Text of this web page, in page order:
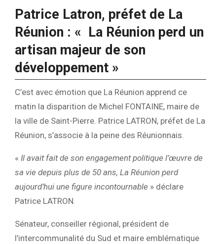
Patrice Latron, préfet de La
Réunion : « La Réunion perd un
artisan majeur de son
développement »
C’est avec émotion que La Réunion apprend ce
matin la disparition de Michel FONTAINE, maire de
la ville de Saint-Pierre. Patrice LATRON, préfet de La
Réunion, s’associe à la peine des Réunionnais.
« Il avait fait de son engagement politique l’œuvre de
sa vie depuis plus de 50 ans, La Réunion perd
aujourd’hui une figure incontournable » déclare
Patrice LATRON.
Sénateur, conseiller régional, président de
l’intercommunalité du Sud et maire emblématique